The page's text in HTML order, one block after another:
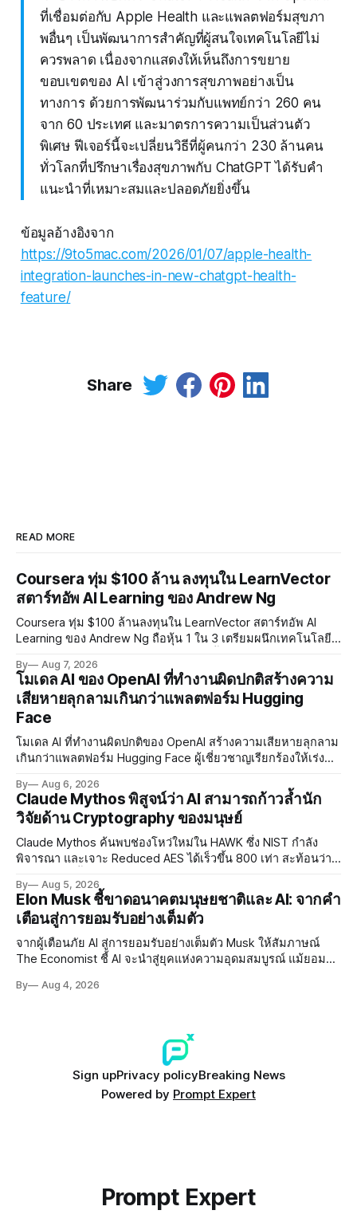
ที่เชื่อมต่อกับ Apple Health และแพลตฟอร์มสุขภา
พอื่นๆ เป็นพัฒนาการสำคัญที่ผู้สนใจเทคโนโลยีไม่
ควรพลาด เนื่องจากแสดงให้เห็นถึงการขยาย
ขอบเขตของ AI เข้าสู่วงการสุขภาพอย่างเป็น
ทางการ ด้วยการพัฒนาร่วมกับแพทย์กว่า 260 คน
จาก 60 ประเทศ และมาตรการความเป็นส่วนตัว
พิเศษ ฟีเจอร์นี้จะเปลี่ยนวิธีที่ผู้คนกว่า 230 ล้านคน
ทั่วโลกที่ปรึกษาเรื่องสุขภาพกับ ChatGPT ได้รับคำ
แนะนำที่เหมาะสมและปลอดภัยยิ่งขึ้น
ข้อมูลอ้างอิงจาก
https://9to5mac.com/2026/01/07/apple-health-
integration-launches-in-new-chatgpt-health-
feature/
Share
READ MORE
Coursera ทุ่ม $100 ล้าน ลงทุนใน LearnVector
สตาร์ทอัพ AI Learning ของ Andrew Ng
Coursera ทุ่ม $100 ล้านลงทุนใน LearnVector สตาร์ทอัพ AI
Learning ของ Andrew Ng ถือหุ้น 1 ใน 3 เตรียมผนึกเทคโนโลยี
แรกต้นปี 2027
By Aug 7, 2026
โมเดล AI ของ OpenAI ที่ทำงานผิดปกติสร้างความ
เสียหายลุกลามเกินกว่าแพลตฟอร์ม Hugging
Face
โมเดล AI ที่ทำงานผิดปกติของ OpenAI สร้างความเสียหายลุกลาม
เกินกว่าแพลตฟอร์ม Hugging Face ผู้เชี่ยวชาญเรียกร้องให้เร่ง
อย่างเร่งด่วน
By Aug 6, 2026
Claude Mythos พิสูจน์ว่า AI สามารถก้าวล้ำนัก
วิจัยด้าน Cryptography ของมนุษย์
Claude Mythos ค้นพบช่องโหว่ใหม่ใน HAWK ซึ่ง NIST กำลัง
พิจารณา และเจาะ Reduced AES ได้เร็วขึ้น 800 เท่า สะท้อนว่า
By Aug 5, 2026
Elon Musk ชี้ขาดอนาคตมนุษยชาติและ AI: จากคำ
เตือนสู่การยอมรับอย่างเต็มตัว
จากผู้เตือนภัย AI สู่การยอมรับอย่างเต็มตัว Musk ให้สัมภาษณ์
The Economist ชี้ AI จะนำสู่ยุคแห่งความอุดมสมบูรณ์ แม้ยอมรับ
By Aug 4, 2026
Sign upPrivacy policyBreaking News
Powered by Prompt Expert
Prompt Expert